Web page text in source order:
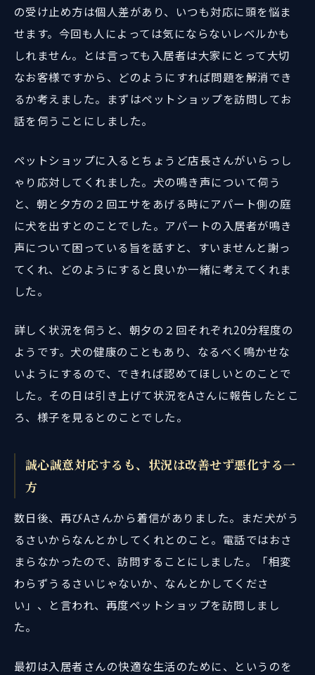
の受け止め方は個人差があり、いつも対応に頭を悩ま
せます。今回も人によっては気にならないレベルかも
しれません。とは言っても入居者は大家にとって大切
なお客様ですから、どのようにすれば問題を解消でき
るか考えました。まずはペットショップを訪問してお
話を伺うことにしました。
ペットショップに入るとちょうど店長さんがいらっし
ゃり応対してくれました。犬の鳴き声について伺う
と、朝と夕方の２回エサをあげる時にアパート側の庭
に犬を出すとのことでした。アパートの入居者が鳴き
声について困っている旨を話すと、すいませんと謝っ
てくれ、どのようにすると良いか一緒に考えてくれま
した。
詳しく状況を伺うと、朝夕の２回それぞれ20分程度の
ようです。犬の健康のこともあり、なるべく鳴かせな
いようにするので、できれば認めてほしいとのことで
した。その日は引き上げて状況をAさんに報告したとこ
ろ、様子を見るとのことでした。
誠心誠意対応するも、状況は改善せず悪化する一
方
数日後、再びAさんから着信がありました。まだ犬がう
るさいからなんとかしてくれとのこと。電話ではおさ
まらなかったので、訪問することにしました。「相変
わらずうるさいじゃないか、なんとかしてくださ
い」、と言われ、再度ペットショップを訪問しまし
た。
最初は入居者さんの快適な生活のために、というのを